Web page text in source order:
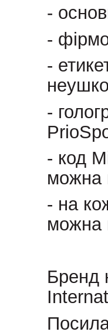
-
-
-
-
- код
можна
- на
можна
Бренд